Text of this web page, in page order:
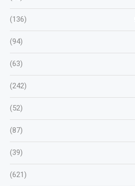
(136)
(94)
(63)
(242)
(52)
(87)
(39)
(621)